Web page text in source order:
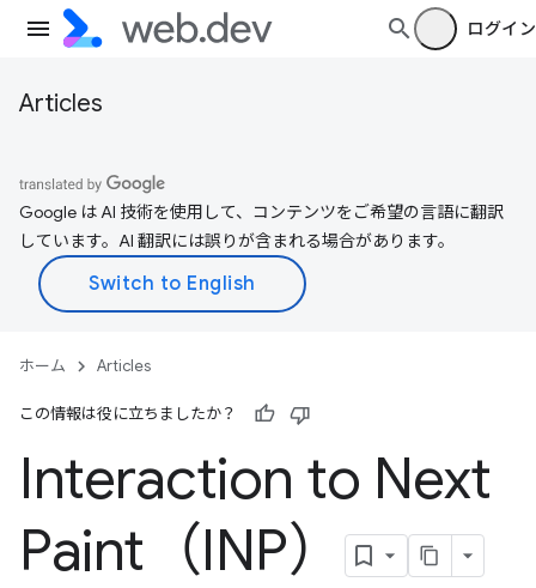
ログイン
Articles
Google は AI 技術を使用して、コンテンツをご希望の言語に翻訳
しています。AI 翻訳には誤りが含まれる場合があります。
ホーム Articles
この情報は役に立ちましたか？
Interaction to Next
Paint（INP）